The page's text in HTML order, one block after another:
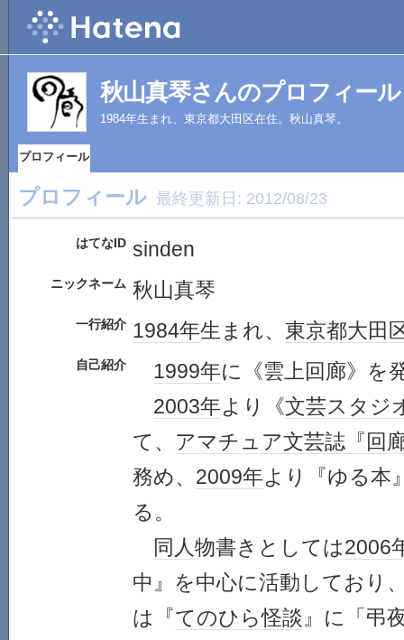
秋山真琴さんのプロフィール
1984年生まれ、東京都大田区在住。秋山真琴。
プロフィール
プロフィール 最終更新日: 2012/08/23
はてなID sinden
ニックネーム 秋山真琴
一行紹介 1984年生まれ、 東京都大田
自己紹介 1999年に《雲上回廊》を
2003年より《文芸スタジ
て、 アマチュア文芸誌 『回
務め、 2009年より『ゆる本
る。
同人物書きとしては2006
中』を中心に活動しており
は『てのひら怪談』に「弔